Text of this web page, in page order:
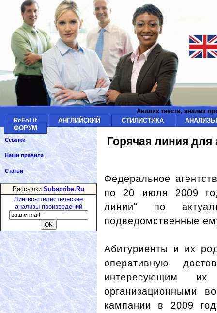
Анализ текста, анализ
ReFoLit
АНГЛИЙСКИЙ СТИЛИСТИКА
ФОРУМ
Горячая линия для
Федеральное
по 20 июля 2009
линии" по
подведомственные
Абитуриенты и их
оперативную,
интересующим
организационными
кампании в 2009
Ссылки
Наши правила
Статьи
Рассылки Subscribe.Ru
Лингво-стилистические
анализы произведений